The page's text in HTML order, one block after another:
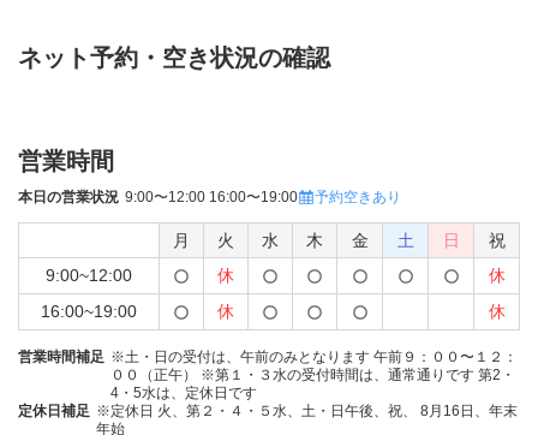
ネット予約・空き状況の確認
営業時間
本日の営業状況 9:00〜12:00 16:00〜19:00 予約空きあり
月 火 水 木 金 土 日
祝
9:00~12:00
休
休
16:00~19:00
休 休
営業時間補足 ※土・日の受付は、午前のみとなります 午前９：００〜１２：
００（正午） ※第１・３水の受付時間は、通常通りです 第2・
4・5水は、定休日です
定休日補足 ※定休日 火、第２・４・５水、土・日午後、祝、 8月16日、年末
年始